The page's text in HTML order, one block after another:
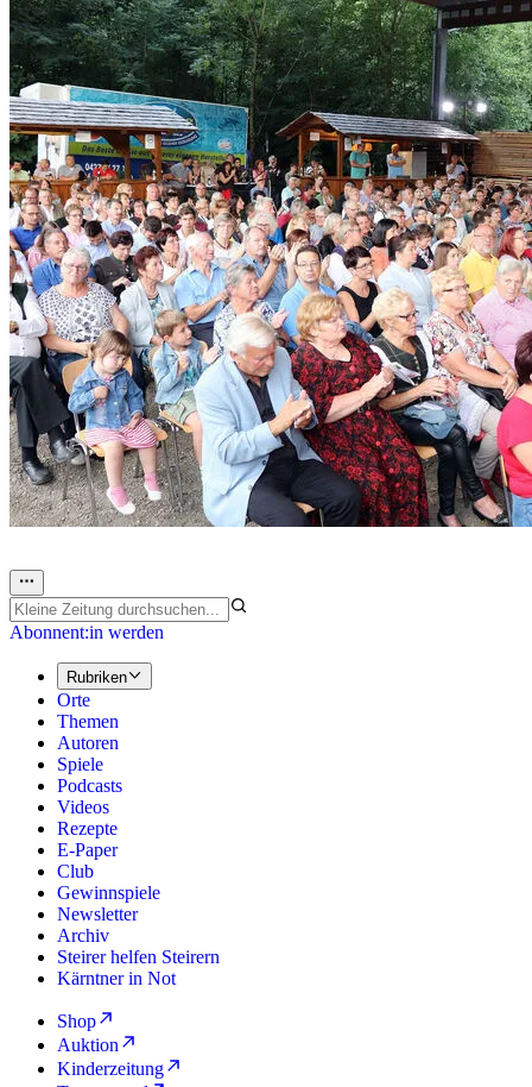
Abonnent:in werden
Rubriken
Orte
Themen
Autoren
Spiele
Podcasts
Videos
Rezepte
E-Paper
Club
Gewinnspiele
Newsletter
Archiv
Steirer helfen Steirern
Kärntner in Not
Shop
Auktion
Kinderzeitung